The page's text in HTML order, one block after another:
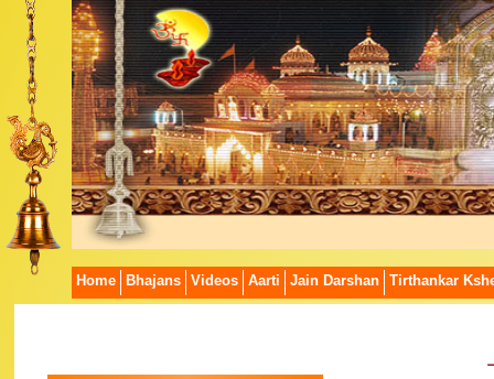
Home Bhajans Videos Aarti Jain Darshan Tirthankar